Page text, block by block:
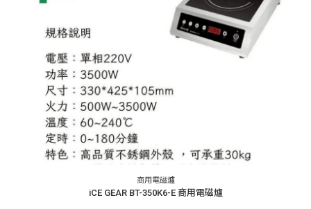
商用電磁爐
iCE GEAR BT-350K6-E 商用電磁爐